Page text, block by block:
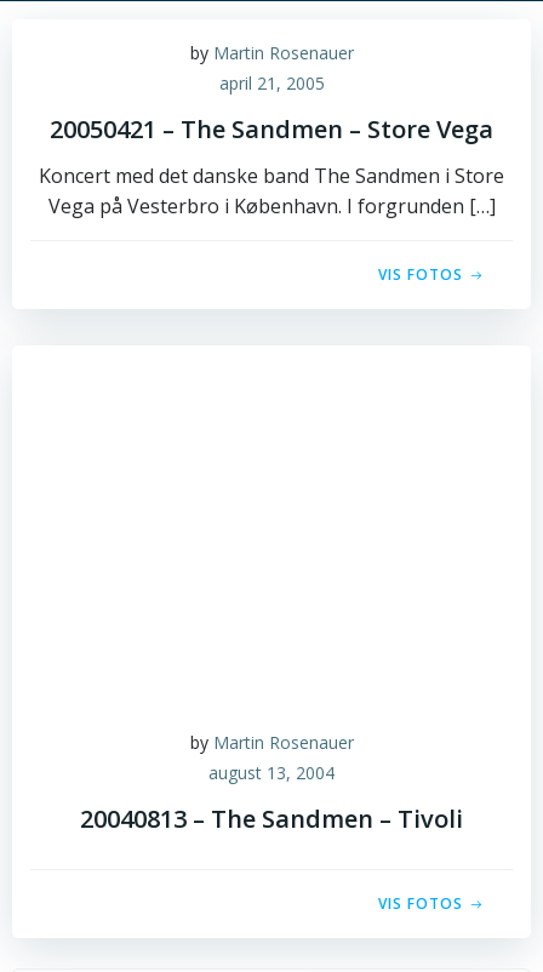
by Martin Rosenauer
april 21, 2005
20050421 – The Sandmen – Store Vega
Koncert med det danske band The Sandmen i Store
Vega på Vesterbro i København. I forgrunden […]
VIS FOTOS
by Martin Rosenauer
august 13, 2004
20040813 – The Sandmen – Tivoli
VIS FOTOS